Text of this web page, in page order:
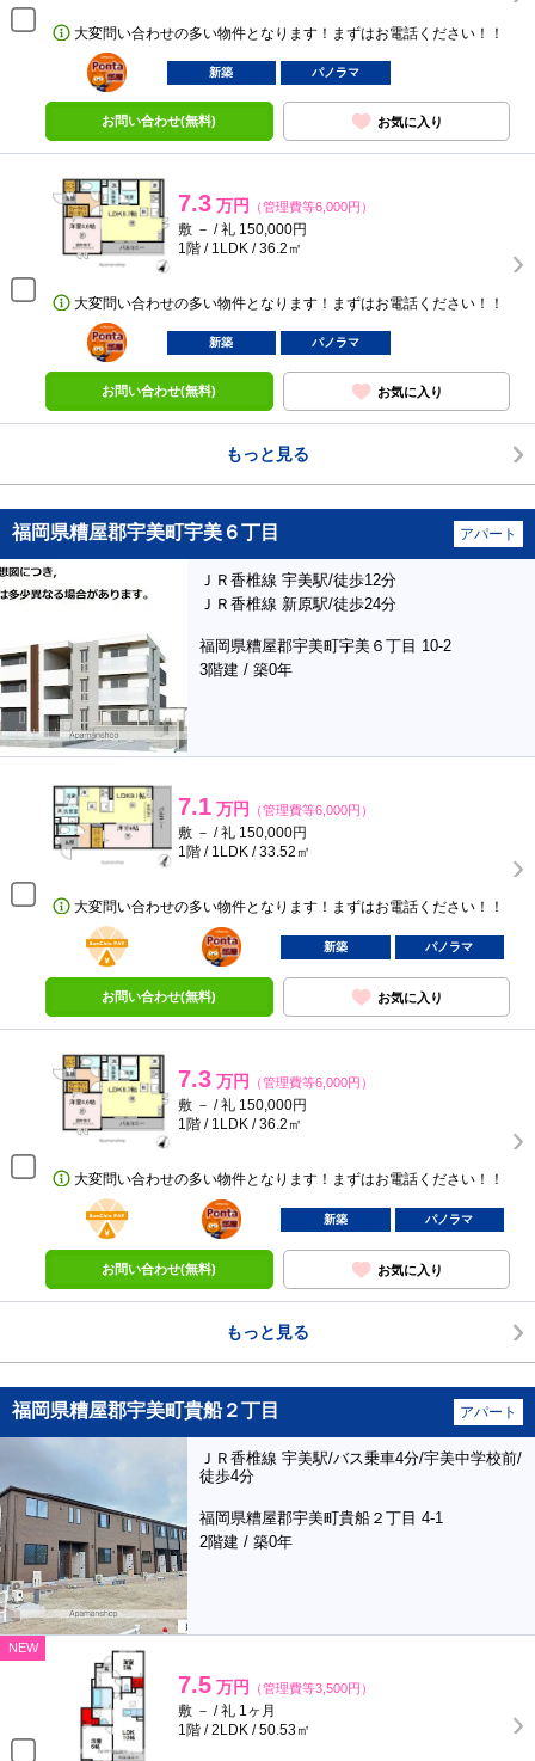
大変問い合わせの多い物件となります！まずはお電話ください！！
ポンタ
部屋
新築 パノラマ
お問い合わせ(無料) お気に入り
7.3 万円 （管理費等6,000円）
敷 － / 礼 150,000円
1階 / 1LDK / 36.2㎡
大変問い合わせの多い物件となります！まずはお電話ください！！
ポンタ
部屋
新築 パノラマ
お問い合わせ(無料) お気に入り
もっと見る
福岡県糟屋郡宇美町宇美６丁目 アパート
ＪＲ香椎線 宇美駅/徒歩12分
ＪＲ香椎線 新原駅/徒歩24分
福岡県糟屋郡宇美町宇美６丁目 10-2
3階建 / 築0年
7.1 万円 （管理費等6,000円）
敷 － / 礼 150,000円
1階 / 1LDK / 33.52㎡
大変問い合わせの多い物件となります！まずはお電話ください！！
BunChinPAY
ポンタ
部屋
新築 パノラマ
お問い合わせ(無料) お気に入り
7.3 万円 （管理費等6,000円）
敷 － / 礼 150,000円
1階 / 1LDK / 36.2㎡
大変問い合わせの多い物件となります！まずはお電話ください！！
BunChinPAY
ポンタ
部屋
新築 パノラマ
お問い合わせ(無料) お気に入り
もっと見る
福岡県糟屋郡宇美町貴船２丁目 アパート
ＪＲ香椎線 宇美駅/バス乗車4分/宇美中学校前/
徒歩4分
福岡県糟屋郡宇美町貴船２丁目 4-1
2階建 / 築0年
NEW
7.5 万円 （管理費等3,500円）
敷 － / 礼 1ヶ月
1階 / 2LDK / 50.53㎡